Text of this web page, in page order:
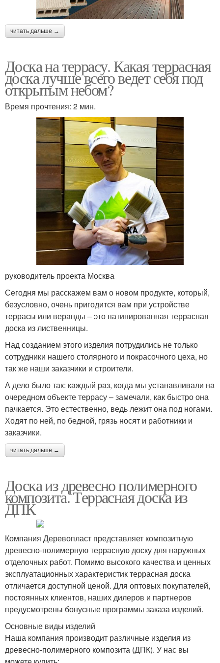
читать дальше →
Доска на террасу. Какая террасная
доска лучше всего ведет себя под
открытым небом?
Время прочтения: 2 мин.
руководитель проекта Москва
Сегодня мы расскажем вам о новом продукте, который,
безусловно, очень пригодится вам при устройстве
террасы или веранды – это патинированная террасная
доска из лиственницы.
Над созданием этого изделия потрудились не только
сотрудники нашего столярного и покрасочного цеха, но
так же наши заказчики и строители.
А дело было так: каждый раз, когда мы устанавливали на
очередном объекте террасу – замечали, как быстро она
пачкается. Это естественно, ведь лежит она под ногами.
Ходят по ней, по бедной, грязь носят и работники и
заказчики.
читать дальше →
Доска из древесно полимерного
композита. Террасная доска из
ДПК
Компания Деревопласт представляет композитную
древесно-полимерную террасную доску для наружных
отделочных работ. Помимо высокого качества и ценных
эксплуатационных характеристик террасная доска
отличается доступной ценой. Для оптовых покупателей,
постоянных клиентов, наших дилеров и партнеров
предусмотрены бонусные программы заказа изделий.
Основные виды изделий
Наша компания производит различные изделия из
древесно-полимерного композита (ДПК). У нас вы